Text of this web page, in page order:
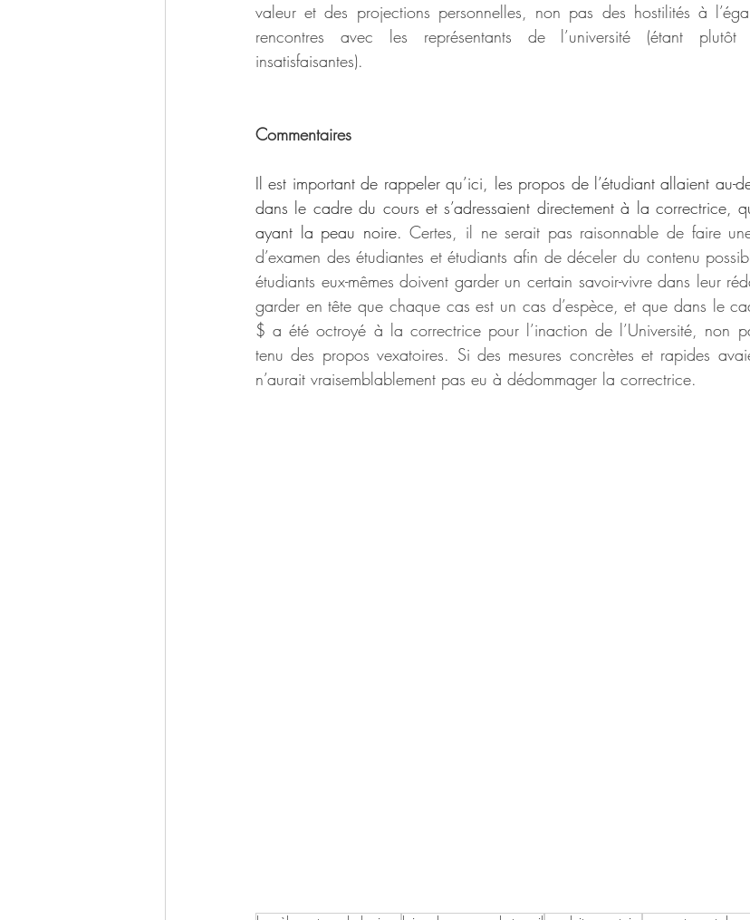
valeur et des projections personnelles, non pas des hostilités à
rencontres avec les représentants de l’université (étant plutôt
insatisfaisantes).
Commentaires
Il est important de rappeler qu’ici, les propos de l’étudiant allaient au-
dans le cadre du cours et s’adressaient directement à la correctrice,
ayant la peau noire. Certes, il ne serait pas raisonnable de faire
d’examen des étudiantes et étudiants afin de déceler du contenu
étudiants eux-mêmes doivent garder un certain savoir-vivre dans leur
garder en tête que chaque cas est un cas d’espèce, et que dans le
$ a été octroyé à la correctrice pour l’inaction de l’Université, non
tenu des propos vexatoires. Si des mesures concrètes et rapides
n’aurait vraisemblablement pas eu à dédommager la correctrice.